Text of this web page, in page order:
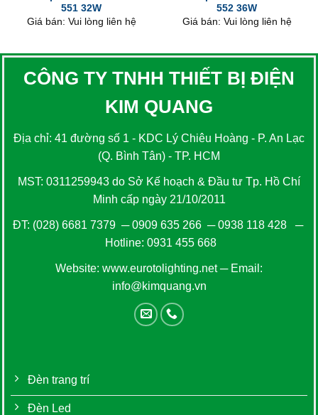
551 32W
Giá bán: Vui lòng liên hệ
552 36W
Giá bán: Vui lòng liên hệ
CÔNG TY TNHH THIẾT BỊ ĐIỆN
KIM QUANG
Địa chỉ: 41 đường số 1 - KDC Lý Chiêu Hoàng - P. An Lạc
(Q. Bình Tân) - TP. HCM
MST: 0311259943 do Sở Kế hoạch & Đầu tư Tp. Hồ Chí
Minh cấp ngày 21/10/2011
ĐT: (028) 6681 7379 ─0909 635 266─0938 118 428─
Hotline: 0931 455 668
Website: www.eurotolighting.net─ Email:
info@kimquang.vn
Đèn trang trí
Đèn Led